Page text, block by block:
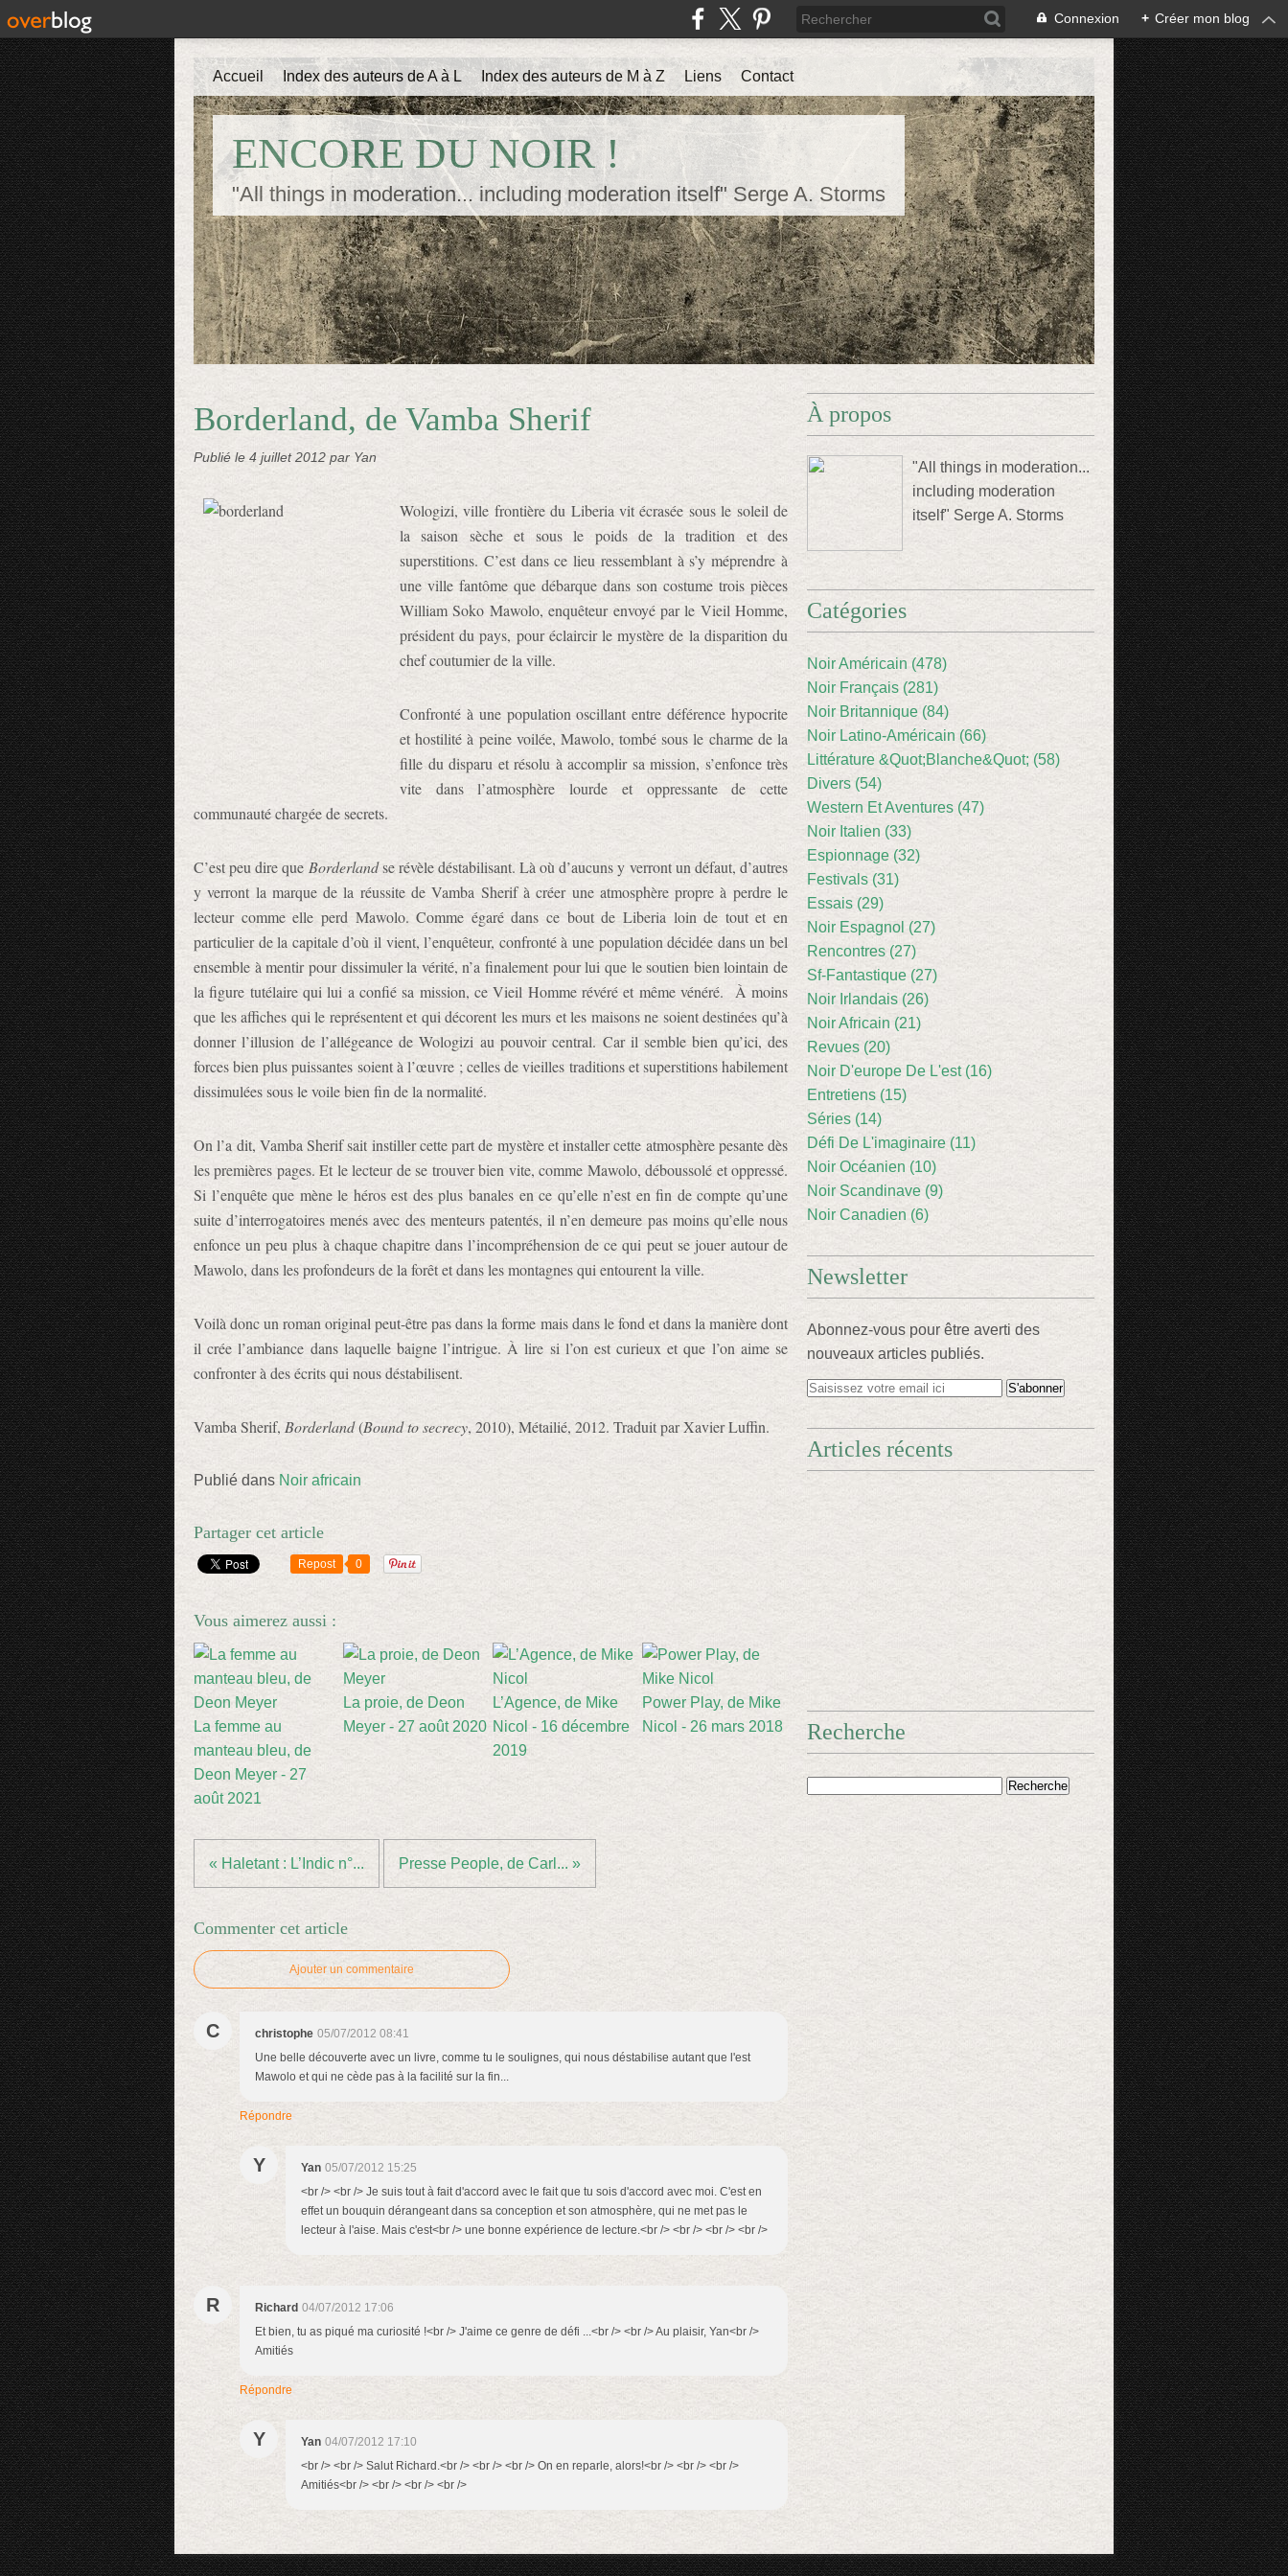
Connexion + Créer mon blog
ENCORE DU NOIR !
"All things in moderation... including moderation itself" Serge A. Storms
Accueil Index des auteurs de A à L Index des auteurs de M à Z Liens Contact
Borderland, de Vamba Sherif
Publié le 4 juillet 2012 par Yan
Wologizi, ville frontière du Liberia vit écrasée sous le soleil de
la saison sèche et sous le poids de la tradition et des
superstitions. C’est dans ce lieu ressemblant à s’y méprendre à
une ville fantôme que débarque dans son costume trois pièces
William Soko Mawolo, enquêteur envoyé par le Vieil Homme,
président du pays, pour éclaircir le mystère de la disparition du
chef coutumier de la ville.
Confronté à une population oscillant entre déférence hypocrite
et hostilité à peine voilée, Mawolo, tombé sous le charme de la
fille du disparu et résolu à accomplir sa mission, s’enfonce très
vite dans l’atmosphère lourde et oppressante de cette
communauté chargée de secrets.
C’est peu dire que Borderlandse révèle déstabilisant. Là où d’aucuns y verront un défaut, d’autres
y verront la marque de la réussite de Vamba Sherif à créer une atmosphère propre à perdre le
lecteur comme elle perd Mawolo. Comme égaré dans ce bout de Liberia loin de tout et en
particulier de la capitale d’où il vient, l’enquêteur, confronté à une population décidée dans un bel
ensemble à mentir pour dissimuler la vérité, n’a finalement pour lui que le soutien bien lointain de
la figure tutélaire qui lui a confié sa mission, ce Vieil Homme révéré et même vénéré. À moins
que les affiches qui le représentent et qui décorent les murs et les maisons ne soient destinées qu’à
donner l’illusion de l’allégeance de Wologizi au pouvoir central. Car il semble bien qu’ici, des
forces bien plus puissantes soient à l’œuvre ; celles de vieilles traditions et superstitions habilement
dissimulées sous le voile bien fin de la normalité.
On l’a dit, Vamba Sherif sait instiller cette part de mystère et installer cette atmosphère pesante dès
les premières pages. Et le lecteur de se trouver bien vite, comme Mawolo, déboussolé et oppressé.
Si l’enquête que mène le héros est des plus banales en ce qu’elle n’est en fin de compte qu’une
suite d’interrogatoires menés avec des menteurs patentés, il n’en demeure pas moins qu’elle nous
enfonce un peu plus à chaque chapitre dans l’incompréhension de ce qui peut se jouer autour de
Mawolo, dans les profondeurs de la forêt et dans les montagnes qui entourent la ville.
Voilà donc un roman original peut-être pas dans la forme mais dans le fond et dans la manière dont
il crée l’ambiance dans laquelle baigne l’intrigue. À lire si l’on est curieux et que l’on aime se
confronter à des écrits qui nous déstabilisent.
Vamba Sherif, Borderland(Bound to secrecy, 2010), Métailié, 2012. Traduit par Xavier Luffin.
Publié dans Noir africain
Partager cet article
Repost 0
Vous aimerez aussi :
La femme au
manteau bleu, de
Deon Meyer - 27
août 2021
La proie, de Deon
Meyer - 27 août 2020
L’Agence, de Mike
Nicol - 16 décembre
2019
Power Play, de Mike
Nicol - 26 mars 2018
« Haletant : L’Indic n°... Presse People, de Carl... »
Commenter cet article
Ajouter un commentaire
C christophe 05/07/2012 08:41
Une belle découverte avec un livre, comme tu le soulignes, qui nous déstabilise autant que l'est
Mawolo et qui ne cède pas à la facilité sur la fin...
Répondre
Y Yan 05/07/2012 15:25
<br /> <br /> Je suis tout à fait d'accord avec le fait que tu sois d'accord avec moi. C'est en
effet un bouquin dérangeant dans sa conception et son atmosphère, qui ne met pas le
lecteur à l'aise. Mais c'est<br /> une bonne expérience de lecture.<br /> <br /> <br /> <br />
R Richard 04/07/2012 17:06
Et bien, tu as piqué ma curiosité !<br /> J'aime ce genre de défi ...<br /> <br /> Au plaisir, Yan<br />
Amitiés
Répondre
Y Yan 04/07/2012 17:10
<br /> <br /> Salut Richard.<br /> <br /> <br /> On en reparle, alors!<br /> <br /> <br />
Amitiés<br /> <br /> <br /> <br />
À propos
"All things in moderation...
including moderation
itself" Serge A. Storms
Catégories
Noir Américain (478)
Noir Français (281)
Noir Britannique (84)
Noir Latino-Américain (66)
Littérature &Quot;Blanche&Quot; (58)
Divers (54)
Western Et Aventures (47)
Noir Italien (33)
Espionnage (32)
Festivals (31)
Essais (29)
Noir Espagnol (27)
Rencontres (27)
Sf-Fantastique (27)
Noir Irlandais (26)
Noir Africain (21)
Revues (20)
Noir D'europe De L'est (16)
Entretiens (15)
Séries (14)
Défi De L'imaginaire (11)
Noir Océanien (10)
Noir Scandinave (9)
Noir Canadien (6)
Newsletter
Abonnez-vous pour être averti des
nouveaux articles publiés.
Articles récents
Recherche